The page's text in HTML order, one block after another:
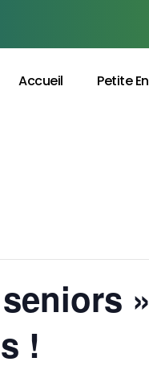
Accueil Petite
!